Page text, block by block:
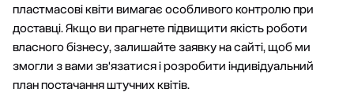
пластмасові квіти вимагає особливого контролю при
доставці. Якщо ви прагнете підвищити якість роботи
власного бізнесу, залишайте заявку на сайті, щоб ми
змогли з вами зв'язатися і розробити індивідуальний
план постачання штучних квітів.